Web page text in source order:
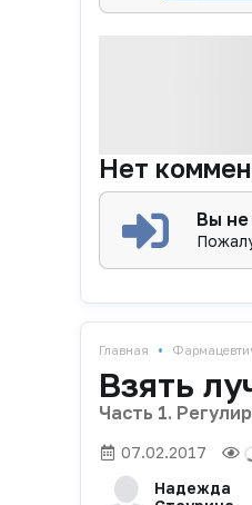
Нет
Вы
Главная •
Взять
Часть 1.
07.02.2017
Надежда